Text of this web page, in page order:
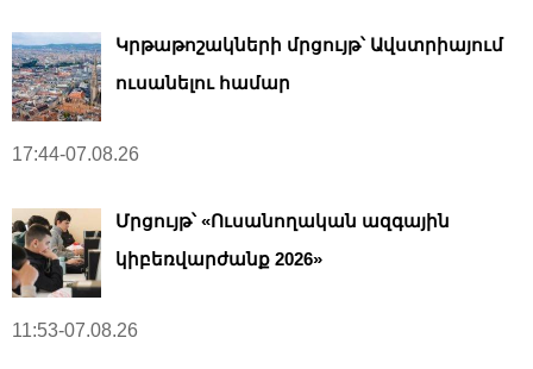
Կրթաթոշակների մրցույթ՝ Ավստրիայում
ուսանելու համար
17:44-07.08.26
Մրցույթ՝ «Ուսանողական ազգային
կիբեռվարժանք 2026»
11:53-07.08.26